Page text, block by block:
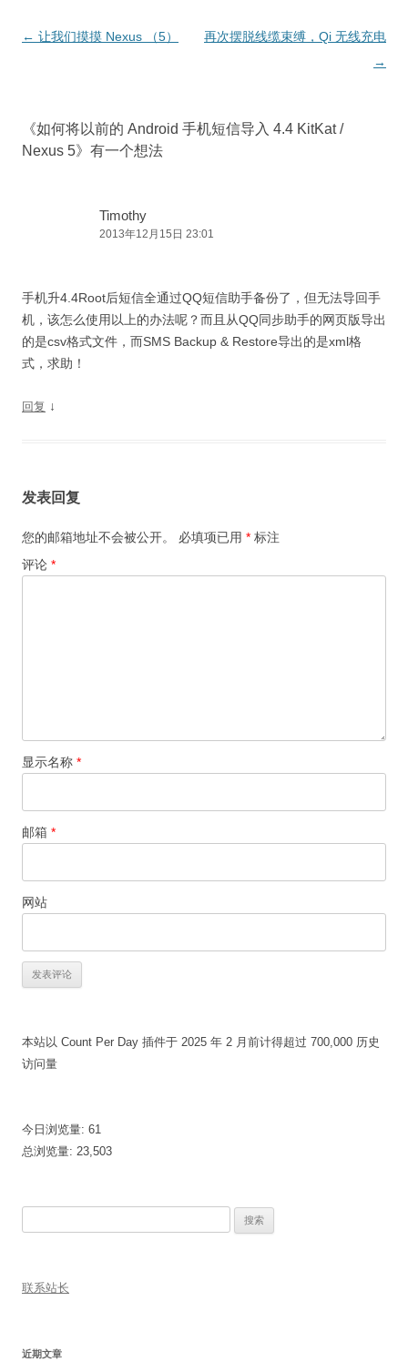
文
← 让我们摸摸 Nexus （5）
再次摆脱线缆束缚，Qi 无线充电
→
《如何将以前的 Android 手机短信导入 4.4 KitKat /
Nexus 5》有一个想法
Timothy
2013年12月15日 23:01
手机升4.4Root后短信全通过QQ短信助手备份了，但无法导回手
机，该怎么使用以上的办法呢？而且从QQ同步助手的网页版导出
的是csv格式文件，而SMS Backup & Restore导出的是xml格
式，求助！
回复 ↓
发表回复
您的邮箱地址不会被公开。 必填项已用 * 标注
评论 *
显示名称 *
邮箱 *
网站
本站以 Count Per Day 插件于 2025 年 2 月前计得超过 700,000 历史
访问量
今日浏览量: 61
总浏览量: 23,503
联系站长
近期文章